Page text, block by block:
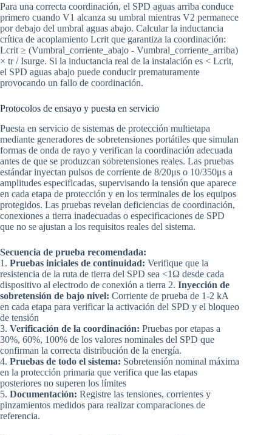
Para una correcta coordinación, el SPD aguas arriba conduce
primero cuando V1 alcanza su umbral mientras V2 permanece
por debajo del umbral aguas abajo. Calcular la inductancia
crítica de acoplamiento Lcrit que garantiza la coordinación:
Lcrit ≥ (Vumbral_corriente_abajo - Vumbral_corriente_arriba)
× tr / Isurge. Si la inductancia real de la instalación es < Lcrit,
el SPD aguas abajo puede conducir prematuramente
provocando un fallo de coordinación.
Protocolos de ensayo y puesta en servicio
Puesta en servicio de sistemas de protección multietapa
mediante generadores de sobretensiones portátiles que simulan
formas de onda de rayo y verifican la coordinación adecuada
antes de que se produzcan sobretensiones reales. Las pruebas
estándar inyectan pulsos de corriente de 8/20μs o 10/350μs a
amplitudes especificadas, supervisando la tensión que aparece
en cada etapa de protección y en los terminales de los equipos
protegidos. Las pruebas revelan deficiencias de coordinación,
conexiones a tierra inadecuadas o especificaciones de SPD
que no se ajustan a los requisitos reales del sistema.
Secuencia de prueba recomendada:
1. Pruebas iniciales de continuidad: Verifique que la
resistencia de la ruta de tierra del SPD sea <1Ω desde cada
dispositivo al electrodo de conexión a tierra 2. Inyección de
sobretensión de bajo nivel: Corriente de prueba de 1-2 kA
en cada etapa para verificar la activación del SPD y el bloqueo
de tensión
3. Verificación de la coordinación: Pruebas por etapas a
30%, 60%, 100% de los valores nominales del SPD que
confirman la correcta distribución de la energía.
4. Pruebas de todo el sistema: Sobretensión nominal máxima
en la protección primaria que verifica que las etapas
posteriores no superen los límites
5. Documentación: Registre las tensiones, corrientes y
pinzamientos medidos para realizar comparaciones de
referencia.